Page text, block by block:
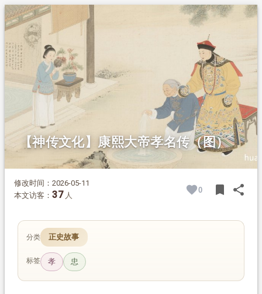
1. 摘要
2.正文
2.1.
2.2.亲陪祖母疗疾，尽显纯孝
2.3.
留诗寄怀，追念祖母
2.4.
爱民轶事，留名当地
2.5.孝为德先，楷模传扬
【神传文化】康熙大帝孝名传（图）
修改时间：2026-05-11
本文访客： 37 人
0 bookmark share
分类 正史故事
标签 孝 忠